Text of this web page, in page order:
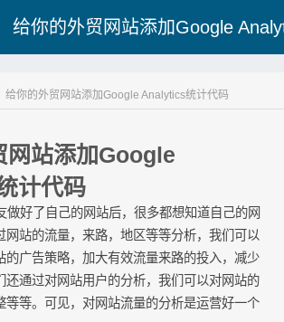
给你的外贸网站添加Google
给你的外贸网站添加Google Analytics统计代码
网站添加Google
计代码
做好了自己的网站后，很多都想知道自己的网
网站的流量，来路，地区等等分析，我们可以
的广告策略，加大有效流量来路的投入，减少
还通过对网站用户的分析，我们可以对网站的
等等。可见，对网站流量的分析是运营好一个